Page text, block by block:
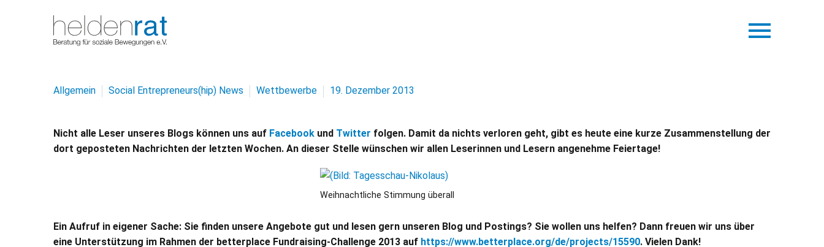
Allgemein Social Entrepreneurs(hip) News Wettbewerbe 19. Dezember 2013
Nicht alle Leser unseres Blogs können uns auf Facebook und Twitter folgen. Damit da nichts verloren geht, gibt es heute eine kurze Zusammenstellung der
dort geposteten Nachrichten der letzten Wochen. An dieser Stelle wünschen wir allen Leserinnen und Lesern angenehme Feiertage!
Weihnachtliche Stimmung überall
Ein Aufruf in eigener Sache: Sie finden unsere Angebote gut und lesen gern unseren Blog und Postings? Sie wollen uns helfen? Dann freuen wir uns über
eine Unterstützung im Rahmen der betterplace Fundraising-Challenge 2013 auf https://www.betterplace.org/de/projects/15590. Vielen Dank!